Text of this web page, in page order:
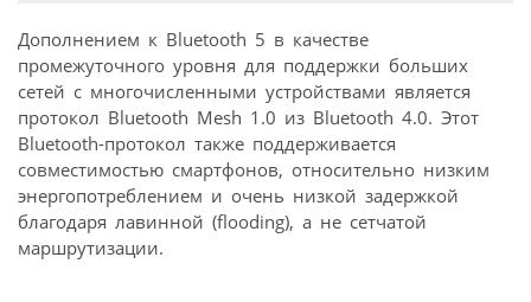
Дополнением к Bluetooth 5 в качестве
промежуточного уровня для поддержки больших
сетей с многочисленными устройствами является
протокол Bluetooth Mesh 1.0 из Bluetooth 4.0. Этот
Bluetooth-протокол также поддерживается
совместимостью смартфонов, относительно низким
энергопотреблением и очень низкой задержкой
благодаря лавинной (flooding), а не сетчатой
маршрутизации.